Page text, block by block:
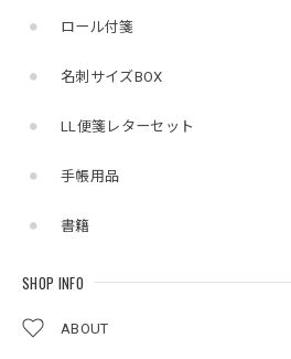
ロール付箋
名刺サイズBOX
LL便箋レターセット
手帳用品
書籍
SHOP INFO
ABOUT